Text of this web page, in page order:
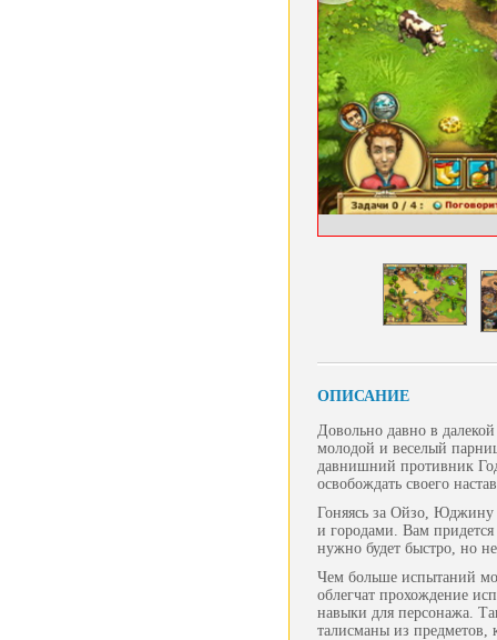
ОПИСАНИЕ
Довольно давно в
молодой и веселый
давнишний противник
освобождать своего
Гоняясь за Ойзо, Юджину
и городами. Вам
нужно будет быстро, но
Чем больше испытаний
облегчат прохождение
навыки для персонажа.
талисманы из предметов,